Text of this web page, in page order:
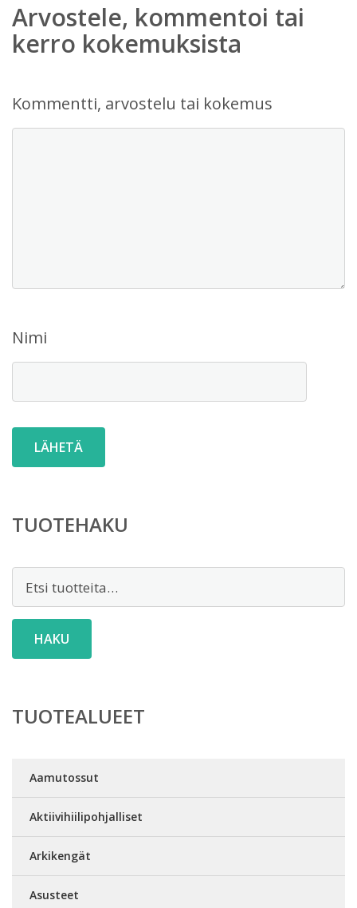
Arvostele, kommentoi tai
kerro kokemuksista
Kommentti, arvostelu tai kokemus
Nimi
TUOTEHAKU
HAKU
TUOTEALUEET
Aamutossut
Aktiivihiilipohjalliset
Arkikengät
Asusteet